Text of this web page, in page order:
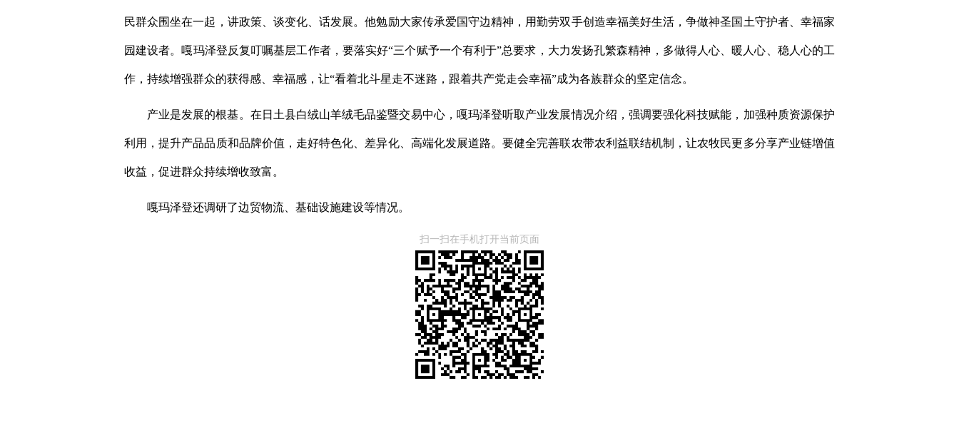
民群众围坐在一起，讲政策、谈变化、话发展。他勉励大家传承爱国守边精神，用勤劳双手创造幸福美好生活，争做神圣国土守护者、幸福家
园建设者。嘎玛泽登反复叮嘱基层工作者，要落实好“三个赋予一个有利于”总要求，大力发扬孔繁森精神，多做得人心、暖人心、稳人心的工
作，持续增强群众的获得感、幸福感，让“看着北斗星走不迷路，跟着共产党走会幸福”成为各族群众的坚定信念。
产业是发展的根基。在日土县白绒山羊绒毛品鉴暨交易中心，嘎玛泽登听取产业发展情况介绍，强调要强化科技赋能，加强种质资源保护
利用，提升产品品质和品牌价值，走好特色化、差异化、高端化发展道路。要健全完善联农带农利益联结机制，让农牧民更多分享产业链增值
收益，促进群众持续增收致富。
嘎玛泽登还调研了边贸物流、基础设施建设等情况。
扫一扫在手机打开当前页面